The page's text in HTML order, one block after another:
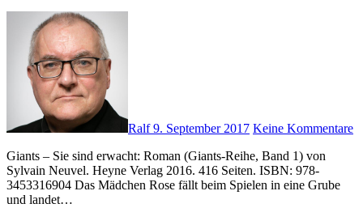
Ralf9. September 2017 Keine Kommentare
Giants – Sie sind erwacht: Roman (Giants-Reihe, Band 1) von
Sylvain Neuvel. Heyne Verlag 2016. 416 Seiten. ISBN: 978-
3453316904 Das Mädchen Rose fällt beim Spielen in eine Grube
und landet…